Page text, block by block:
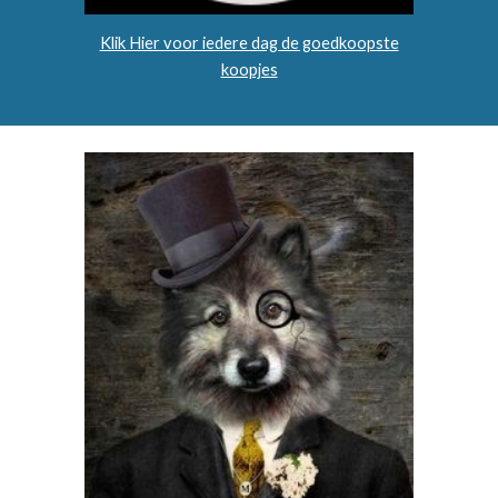
Klik Hier voor iedere dag de goedkoopste
koopjes